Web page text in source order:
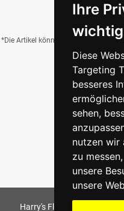
Ihre
wichtig
Diese
Targeting
besseres
sehen,
nutzen wir
zu
unsere
unsere
*Die Artikel können durch Belichtung,
von der
Harry's Fliesenmarkt GmbH